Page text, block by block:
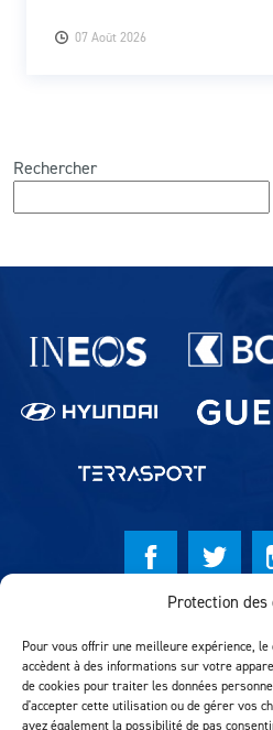
Protection des
Pour vous offrir une meilleure expérience,
accèdent à des informations sur votre
de cookies pour traiter les données
d'accepter cette utilisation ou de gérer vos
avez également la possibilité de pas
07 Août 2026
Rechercher
Partenaires du lausanne-Sport
Réalisation MTM